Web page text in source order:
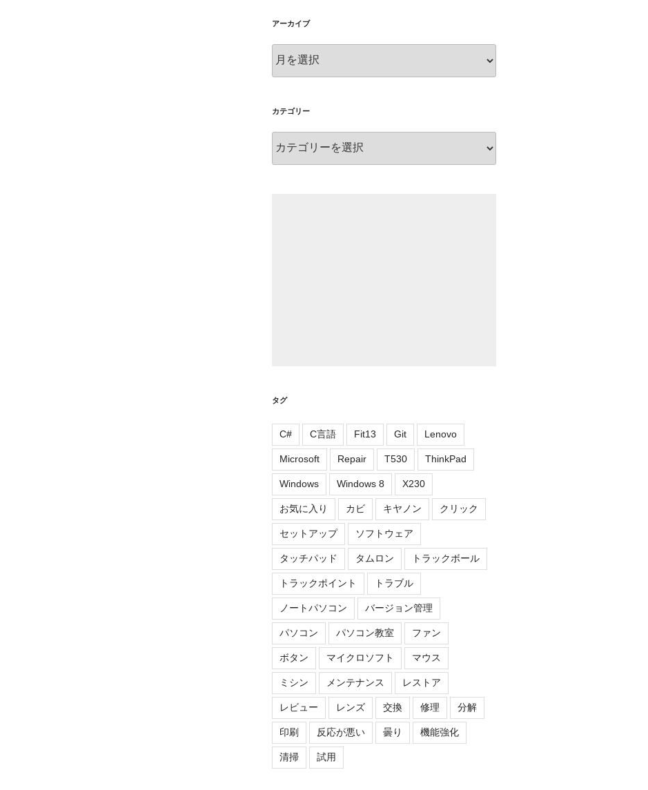
アーカイブ
ー
ブ
カテゴリー
テ
タグ
C# C言語 Fit13 Git Lenovo
Microsoft Repair T530 ThinkPad
Windows Windows 8 X230
お気に入り カビ キヤノン クリック
セットアップ ソフトウェア
タッチパッド タムロン トラックボール
トラックポイント トラブル
ノートパソコン バージョン管理
パソコン パソコン教室 ファン
ボタン マイクロソフト マウス
ミシン メンテナンス レストア
レビュー レンズ 交換 修理 分解
印刷 反応が悪い 曇り 機能強化
清掃 試用